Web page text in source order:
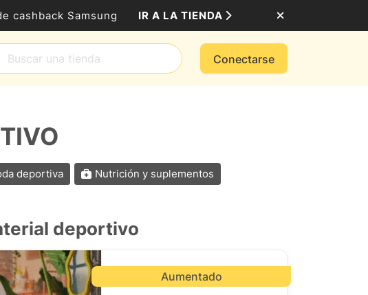
cashback Samsung IR A LA TIENDA
Conectarse
deportiva Nutrición y suplementos
deportivo
Aumentado